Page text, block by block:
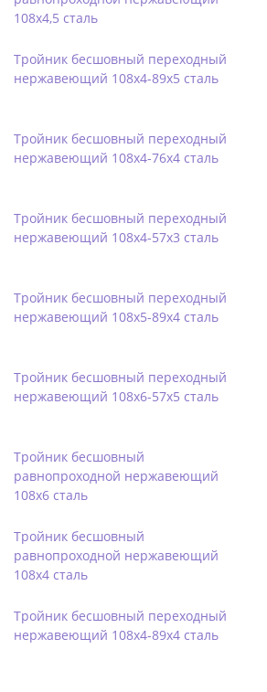
108х4,5 сталь
Тройник бесшовный переходный
нержавеющий 108х4-89х5 сталь
Тройник бесшовный переходный
нержавеющий 108х4-76х4 сталь
Тройник бесшовный переходный
нержавеющий 108х4-57х3 сталь
Тройник бесшовный переходный
нержавеющий 108х5-89х4 сталь
Тройник бесшовный переходный
нержавеющий 108х6-57х5 сталь
Тройник бесшовный
равнопроходной нержавеющий
108х6 сталь
Тройник бесшовный
равнопроходной нержавеющий
108х4 сталь
Тройник бесшовный переходный
нержавеющий 108х4-89х4 сталь